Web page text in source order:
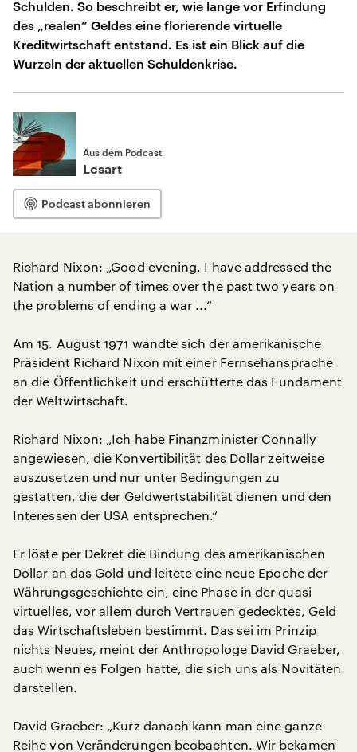
Schulden. So beschreibt er, wie lange vor Erfindung
des „realen“ Geldes eine florierende virtuelle
Kreditwirtschaft entstand. Es ist ein Blick auf die
Wurzeln der aktuellen Schuldenkrise.
Aus dem Podcast
Lesart
Podcast abonnieren
Richard Nixon: „Good evening. I have addressed the
Nation a number of times over the past two years on
the problems of ending a war ...“
Am 15. August 1971 wandte sich der amerikanische
Präsident Richard Nixon mit einer Fernsehansprache
an die Öffentlichkeit und erschütterte das Fundament
der Weltwirtschaft.
Richard Nixon: „Ich habe Finanzminister Connally
angewiesen, die Konvertibilität des Dollar zeitweise
auszusetzen und nur unter Bedingungen zu
gestatten, die der Geldwertstabilität dienen und den
Interessen der USA entsprechen.“
Er löste per Dekret die Bindung des amerikanischen
Dollar an das Gold und leitete eine neue Epoche der
Währungsgeschichte ein, eine Phase in der quasi
virtuelles, vor allem durch Vertrauen gedecktes, Geld
das Wirtschaftsleben bestimmt. Das sei im Prinzip
nichts Neues, meint der Anthropologe David Graeber,
auch wenn es Folgen hatte, die sich uns als Novitäten
darstellen.
David Graeber: „Kurz danach kann man eine ganze
Reihe von Veränderungen beobachten. Wir bekamen